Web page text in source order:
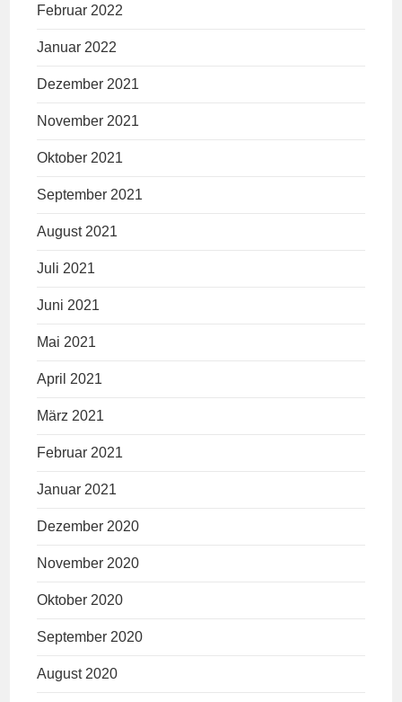
Februar 2022
Januar 2022
Dezember 2021
November 2021
Oktober 2021
September 2021
August 2021
Juli 2021
Juni 2021
Mai 2021
April 2021
März 2021
Februar 2021
Januar 2021
Dezember 2020
November 2020
Oktober 2020
September 2020
August 2020